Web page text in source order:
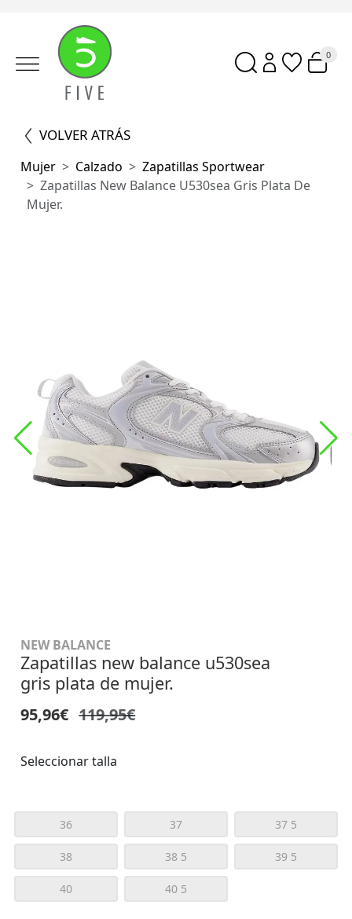
0
VOLVER ATRÁS
Mujer Calzado
Zapatillas Sportwear
Zapatillas New Balance U530sea Gris Plata De
Mujer.
NEW BALANCE
Zapatillas new balance u530sea
gris plata de mujer.
95,96€ 119,95€
Seleccionar talla
36 37 37 5
38 38 5 39 5
40 40 5